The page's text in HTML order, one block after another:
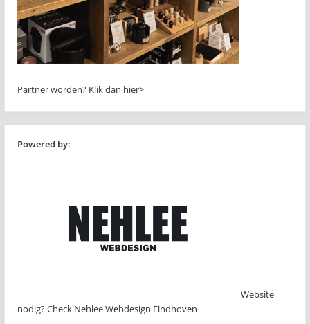
Partner worden? Klik dan hier>
Powered by:
Website
nodig? Check Nehlee Webdesign Eindhoven